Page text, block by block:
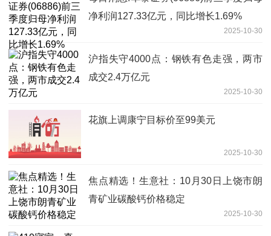
净利润127.33亿元，同比增长1.69%
2025-10-30
沪指失守4000点：钢铁有色走强，两市
成交2.4万亿元
2025-10-30
花旗上调康宁目标价至99美元
2025-10-30
焦点精选！生意社：10月30日上饶市朗
青矿业碳酸钙价格稳定
2025-10-30